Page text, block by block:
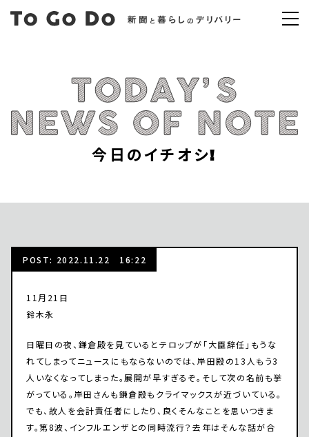
今日のイチオシ!
POST: 2022.11.22 16:22
11月21日
鈴木永
日曜日の夜、鎌倉殿を見ているとテロップが「大臣辞任」もうな
れてしまってニュースにもならないのでは、岸田殿の13人もう3
人いなくなってしまった。展開が早すぎるぞ。そして次の名前も挙
がっている。岸田さんも鎌倉殿もクライマックスが近づいている。
でも、故人を会計責任者にしたり、良くそんなことを思いつきま
す。第8波、インフルエンザとの同時流行？去年はそんな話が合